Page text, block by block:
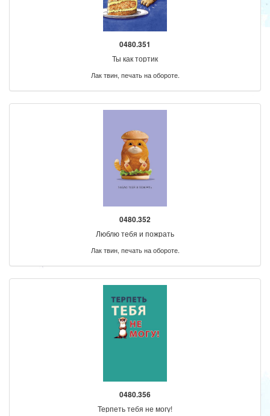
0480.351
Ты как тортик
Лак твин, печать на обороте.
0480.352
Люблю тебя и пожрать
Лак твин, печать на обороте.
0480.356
Терпеть тебя не могу!